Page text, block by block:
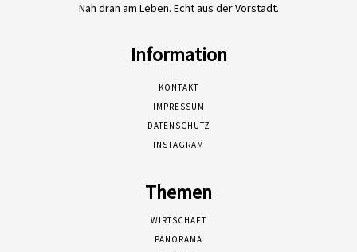
Nah dran am Leben. Echt aus der Vorstadt.
Information
KONTAKT
IMPRESSUM
DATENSCHUTZ
INSTAGRAM
Themen
WIRTSCHAFT
PANORAMA